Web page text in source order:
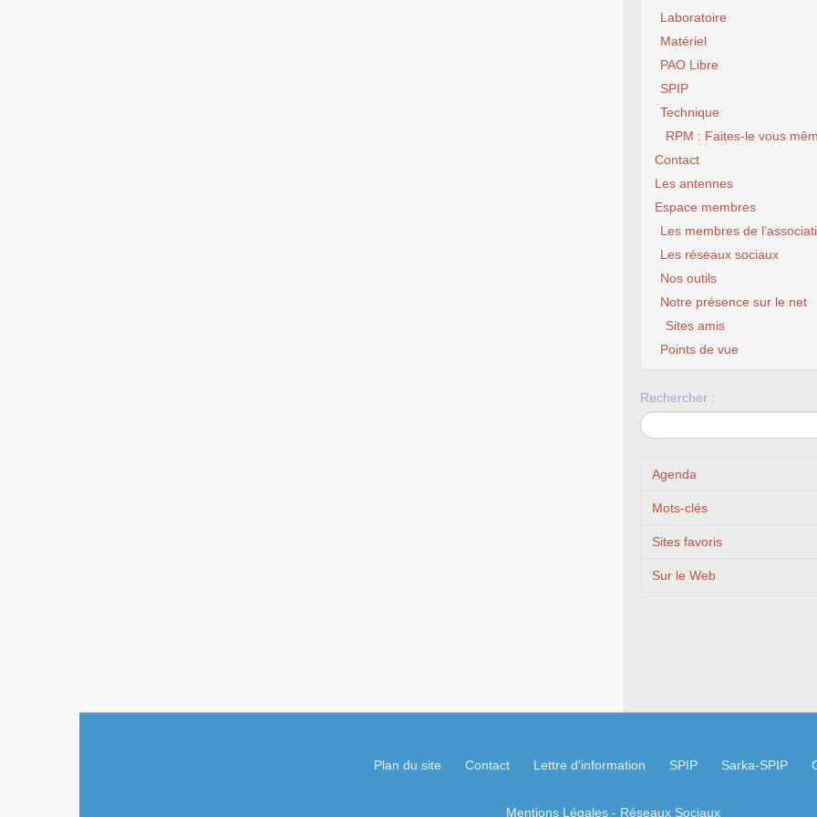
Laboratoire
Matériel
PAO Libre
SPIP
Technique
RPM : Faites-le vous
Contact
Les antennes
Espace membres
Les membres de
Les réseaux sociaux
Nos outils
Notre présence sur le net
Sites amis
Points de vue
Rechercher :
Agenda
Mots-clés
Sites favoris
Sur le Web
Plan du site Contact Lettre d'information SPIP Sarka-SPIP
Mentions Légales- Réseaux Sociaux